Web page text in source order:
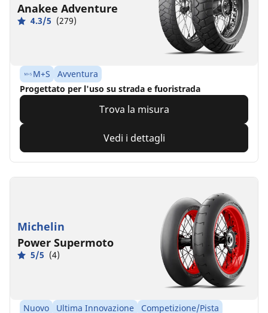
Anakee Adventure
4.3/5 (279)
M+S
Avventura
Progettato per l'uso su strada e fuoristrada
Trova la misura
Vedi i dettagli
Michelin
Power Supermoto
5/5 (4)
Nuovo Ultima Innovazione
Competizione/Pista